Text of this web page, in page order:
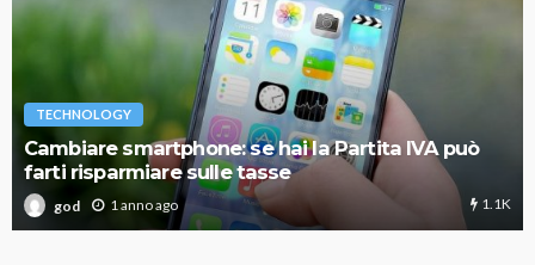
TECHNOLOGY
Cambiare smartphone: se hai la Partita IVA può
farti risparmiare sulle tasse
god 1 anno ago 1.1K